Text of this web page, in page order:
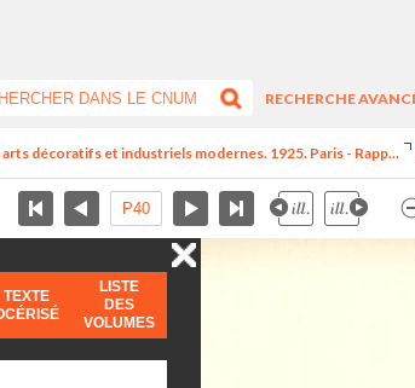
RECHERCHE
décoratifs et industriels modernes. 1925. Paris - Rapp...
TEXTE
LISTE
DES
VOLUMES